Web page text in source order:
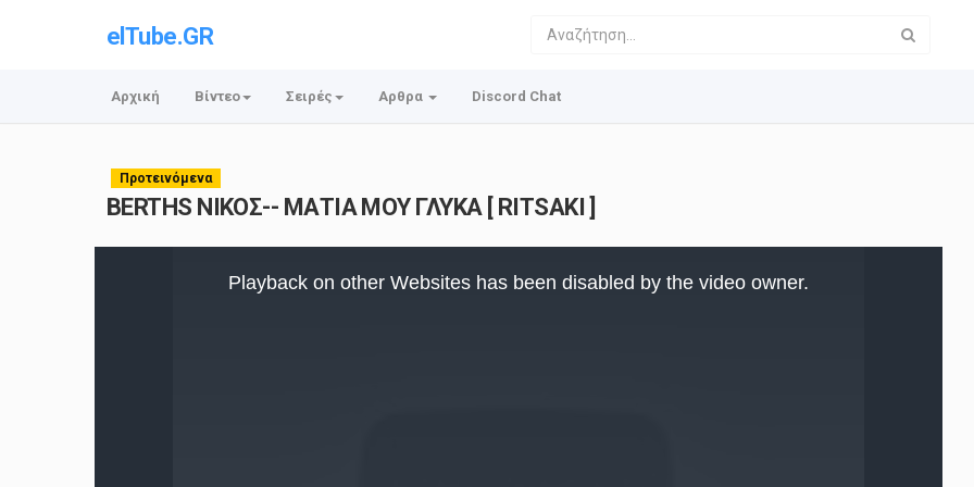
elTube.GR
Αρχική Βίντεο Σειρές Αρθρα Discord Chat
Προτεινόμενα
BERTHS ΝΙΚΟΣ-- ΜΑΤΙΑ ΜΟΥ ΓΛΥΚΑ [ RITSAKI ]
Playback on other Websites has been disabled by the video owner.